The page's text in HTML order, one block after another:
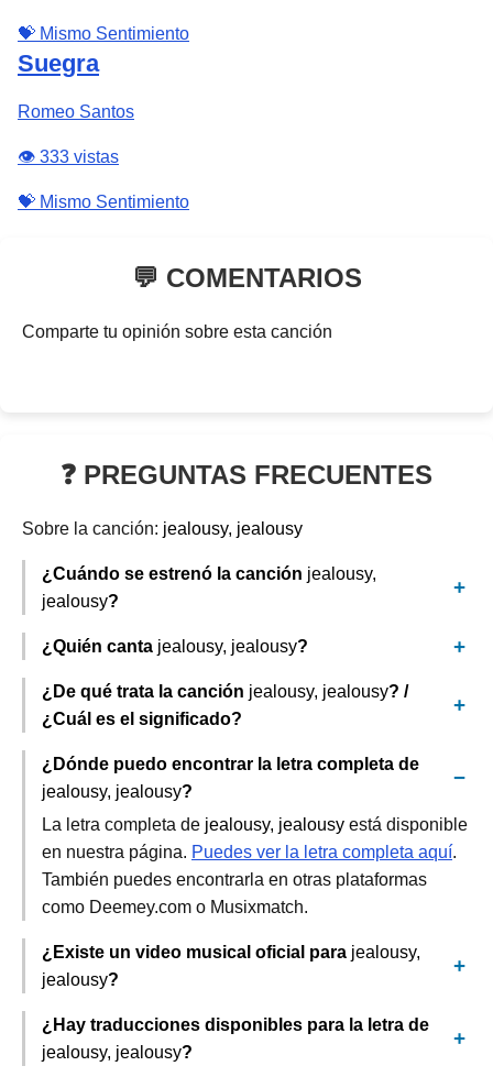
💝 Mismo Sentimiento
Suegra
Romeo Santos
👁️ 333 vistas
💝 Mismo Sentimiento
💬 COMENTARIOS
Comparte tu opinión sobre esta canción
❓ PREGUNTAS FRECUENTES
Sobre la canción: jealousy, jealousy
¿Cuándo se estrenó la canción jealousy,
jealousy?
¿Quién canta jealousy, jealousy?
¿De qué trata la canción jealousy, jealousy? /
¿Cuál es el significado?
¿Dónde puedo encontrar la letra completa de
jealousy, jealousy?
La letra completa de jealousy, jealousy está disponible
en nuestra página. Puedes ver la letra completa aquí.
También puedes encontrarla en otras plataformas
como Deemey.com o Musixmatch.
¿Existe un video musical oficial para jealousy,
jealousy?
¿Hay traducciones disponibles para la letra de
jealousy, jealousy?